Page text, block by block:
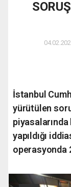
İstanbul
yürütülen
piyasalarında
yapıldığı
operasyonda